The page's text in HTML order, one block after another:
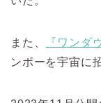
また、 『ワンダ
ンボーを宇宙に